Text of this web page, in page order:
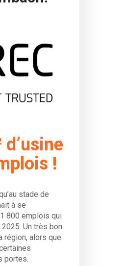
!
stade de
à se
800 emplois qui
Un très bon
région, alors que
portes.